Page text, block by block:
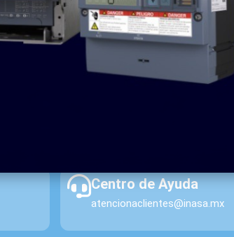
Centro de Ayuda
atencionaclientes@inasa.mx